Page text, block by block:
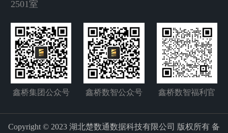
2501室
鑫桥集团公众号 鑫桥数智公众号 鑫桥数智福利官
Copyright © 2023 湖北楚数通数据科技有限公司 版权所有 备